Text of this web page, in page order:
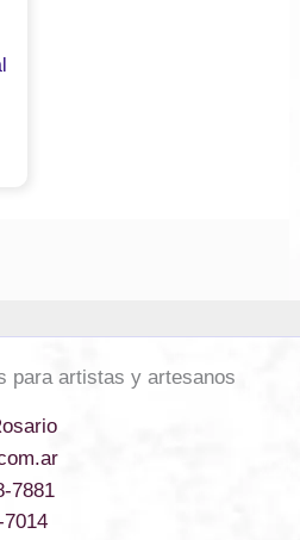
para artistas y artesanos
7881